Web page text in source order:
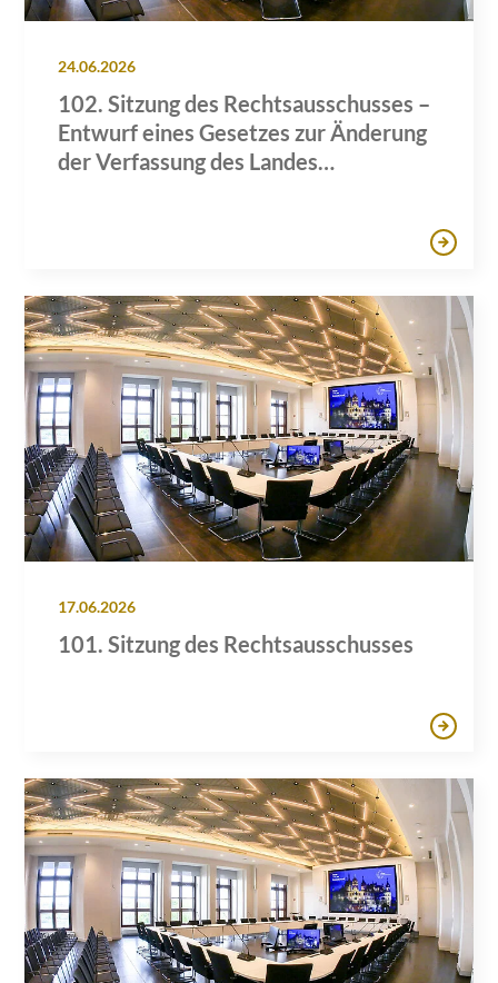
24.06.2026
102. Sitzung des Rechtsausschusses –
Entwurf eines Gesetzes zur Änderung
der Verfassung des Landes
17.06.2026
101. Sitzung des Rechtsausschusses